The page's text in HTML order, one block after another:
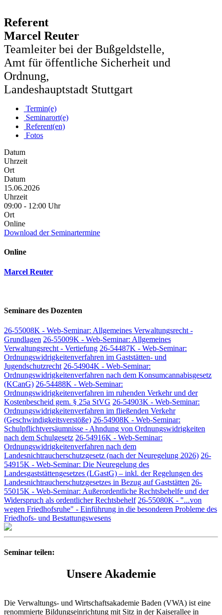
Referent
Marcel Reuter
Teamleiter bei der Bußgeldstelle,
Amt für öffentliche Sicherheit und
Ordnung,
Landeshauptstadt Stuttgart
Termin(e)
Seminarort(e)
Referent(en)
Fotos
Datum
Uhrzeit
Ort
Datum
15.06.2026
Uhrzeit
09:00 - 12:00 Uhr
Ort
Online
Download der Seminartermine
Online
Marcel Reuter
Seminare des Dozenten
26-55008K - Web-Seminar: Allgemeines Verwaltungsrecht -
Grundlagen 26-55009K - Web-Seminar: Allgemeines
Verwaltungsrecht - Vertiefung 26-54487K - Web-Seminar:
Ordnungswidrigkeitenverfahren im Gaststätten- und
Jugendschutzrecht 26-54904K - Web-Seminar:
Ordnungswidrigkeitenverfahren nach dem Konsumcannabisgesetz
(KCanG) 26-54488K - Web-Seminar:
Ordnungswidrigkeitenverfahren im ruhenden Verkehr und der
Kostenbescheid gem. § 25a StVG 26-54903K - Web-Seminar:
Ordnungswidrigkeitenverfahren im fließenden Verkehr
(Geschwindigkeitsverstöße) 26-54908K - Web-Seminar:
Schulpflichtversäumnisse - Ahndung von Ordnungswidrigkeiten
nach dem Schulgesetz 26-54916K - Web-Seminar:
Ordnungswidrigkeitenverfahren nach dem
Landesnichtraucherschutzgesetz (nach der Neuregelung 2026) 26-
54915K - Web-Seminar: Die Neuregelung des
Landesgaststättengesetzes (LGastG) – inkl. der Regelungen des
Landesnichtraucherschutzgesetzes in Bezug auf Gaststätten 26-
55015K - Web-Seminar: Außerordentliche Rechtsbehelfe und der
Widerspruch als ordentlicher Rechtsbehelf 26-55080K - "...von
wegen Friedhofsruhe" - Einführung in die besonderen Probleme des
Friedhofs- und Bestattungswesens
Seminar teilen:
Unsere Akademie
Die Verwaltungs- und Wirtschaftsakademie Baden (VWA) ist eine
renommierte Bildungseinrichtung mit Sitz in der Kaiserallee in